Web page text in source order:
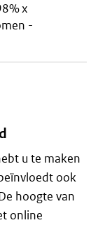
x
-
u te maken
ook
hoogte van
online